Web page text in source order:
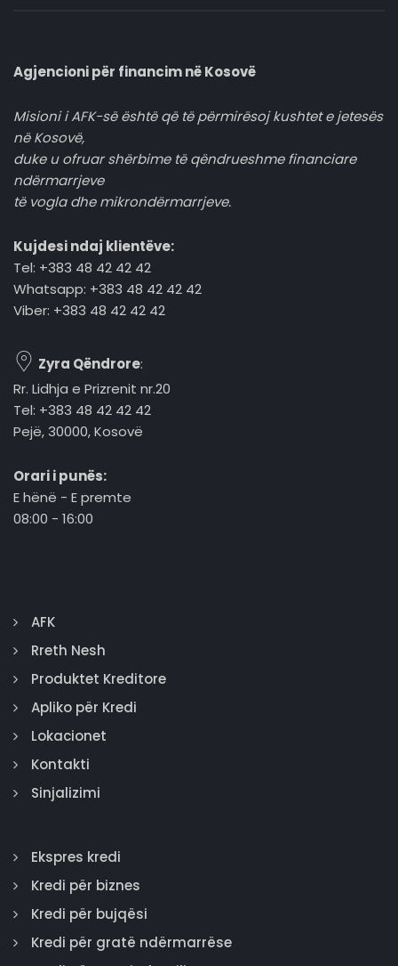
Agjencioni për financim në Kosovë
Misioni i AFK-së është që të përmirësoj kushtet e jetesës
në Kosovë,
duke u ofruar shërbime të qëndrueshme financiare
ndërmarrjeve
të vogla dhe mikrondërmarrjeve.
Kujdesi ndaj klientëve:
Tel: +383 48 42 42 42
Whatsapp: +383 48 42 42 42
Viber: +383 48 42 42 42
Zyra Qëndrore:
Rr. Lidhja e Prizrenit nr.20
Tel: +383 48 42 42 42
Pejë, 30000, Kosovë
Orari i punës:
E hënë - E premte
08:00 - 16:00
AFK
Rreth Nesh
Produktet Kreditore
Apliko për Kredi
Lokacionet
Kontakti
Sinjalizimi
Ekspres kredi
Kredi për biznes
Kredi për bujqësi
Kredi për gratë ndërmarrëse